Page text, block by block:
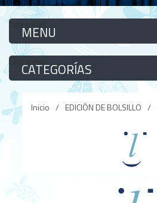
Categorías
Categorías
Inicio / EDICIÓN DE BOLSILLO /